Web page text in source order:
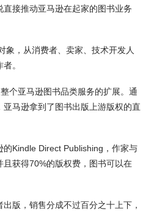
接推动亚马逊在起家的图书业务
象，从消费者、卖家、技术开发人
。
个亚马逊图书品类服务的扩展。通
马逊拿到了图书出版上游版权的直
Kindle Direct Publishing，作家与
获得70%的版权费，图书可以在
版，销售分成不过百分之十上下，